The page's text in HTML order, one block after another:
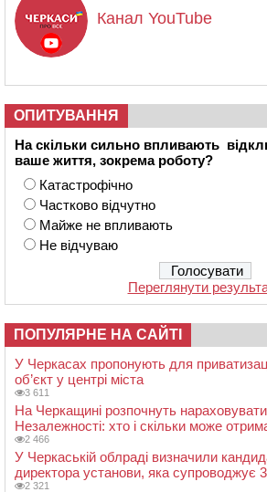
Канал YouTube
ОПИТУВАННЯ
На скільки сильно впливають
ваше життя, зокрема роботу?
Катастрофічно
Частково відчутно
Майже не впливають
Не відчуваю
Переглянути
ПОПУЛЯРНЕ НА САЙТІ
У Черкасах пропонують для
об’єкт у центрі міста
3 611
На Черкащині розпочнуть
Незалежності: хто і скільки може
2 466
У Черкаській облраді визначили
директора установи, яка супроводжує
2 321